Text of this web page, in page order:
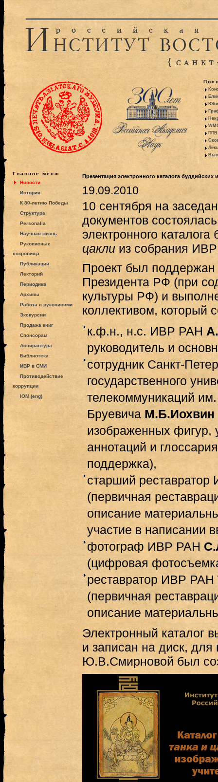
ППВ
Главное меню
Новости
История
К 80-летию Победы
Структура
Personalia
Научная жизнь
Рукописные
сокровища
Публикации
Лекторий
Периодика
Архивы
Работа с рукописями
Экскурсии
Продажа книг
Спонсорам
Аспирантура
Библиотека
ИВР в СМИ
Противодействие
коррупции
IOM (eng)
Презентация электронного каталога
19.09.2010
10 сентября на
документов
электронного
цаклииз собрания
Проект был поддержан
Президента РФ (при
культуры РФ) и
коллективом, который
к.ф.н., н.с. ИВР РАН
руководитель и
сотрудник Санкт-
государственного
телекоммуникаций
Бруевича М.Б.Иохвин
изображенных фигур,
аннотаций и
поддержка),
старший
(первичная
описание
участие в написании
фотограф ИВР РАН
(цифровая
реставратор ИВР РАН
(первичная
описание
Электронный каталог
и записан на диск,
Ю.В.Смирновой был